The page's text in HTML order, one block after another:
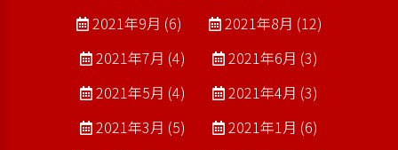
2021年9月 (6)
2021年8月 (12)
2021年7月 (4)
2021年6月 (3)
2021年5月 (4)
2021年4月 (3)
2021年3月 (5)
2021年1月 (6)